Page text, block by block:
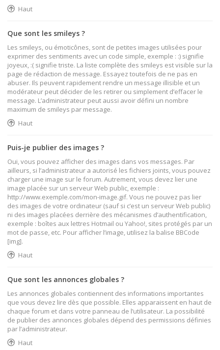
Haut
Que sont les smileys ?
Les smileys, ou émoticônes, sont de petites images utilisées pour
exprimer des sentiments avec un code simple, exemple : :) signifie
joyeux, :( signifie triste. La liste complète des smileys est visible sur la
page de rédaction de message. Essayez toutefois de ne pas en
abuser. Ils peuvent rapidement rendre un message illisible et un
modérateur peut décider de les retirer ou simplement d’effacer le
message. L’administrateur peut aussi avoir défini un nombre
maximum de smileys par message.
Haut
Puis-je publier des images ?
Oui, vous pouvez afficher des images dans vos messages. Par
ailleurs, si l’administrateur a autorisé les fichiers joints, vous pouvez
charger une image sur le forum. Autrement, vous devez lier une
image placée sur un serveur Web public, exemple :
http://www.exemple.com/mon-image.gif. Vous ne pouvez pas lier
des images de votre ordinateur (sauf si c’est un serveur Web public)
ni des images placées derrière des mécanismes d’authentification,
exemple : boîtes aux lettres Hotmail ou Yahoo!, sites protégés par un
mot de passe, etc. Pour afficher l’image, utilisez la balise BBCode
[img].
Haut
Que sont les annonces globales ?
Les annonces globales contiennent des informations importantes
que vous devez lire dès que possible. Elles apparaissent en haut de
chaque forum et dans votre panneau de l’utilisateur. La possibilité
de publier des annonces globales dépend des permissions définies
par l’administrateur.
Haut